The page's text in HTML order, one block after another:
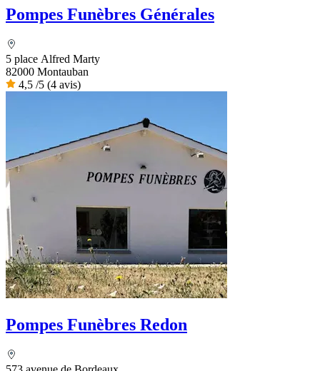
Pompes Funèbres Générales
5 place Alfred Marty
82000 Montauban
4,5 /5 (4 avis)
Pompes Funèbres Redon